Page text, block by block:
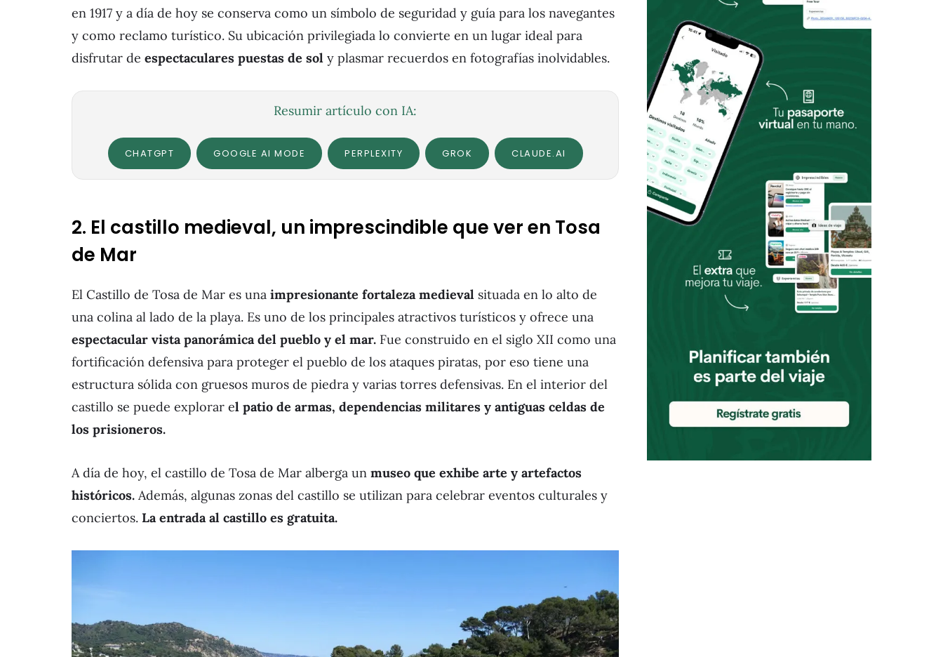
en 1917 y a día de hoy se conserva como un símbolo de seguridad y guía para los navegantes
y como reclamo turístico. Su ubicación privilegiada lo convierte en un lugar ideal para
disfrutar de espectaculares puestas de sol y plasmar recuerdos en fotografías inolvidables.
Resumir artículo con IA:
CHATGPT GOOGLE AI MODE PERPLEXITY GROK CLAUDE.AI
2. El castillo medieval, un imprescindible que ver en Tosa
de Mar
El Castillo de Tosa de Mar es una impresionante fortaleza medieval situada en lo alto de
una colina al lado de la playa. Es uno de los principales atractivos turísticos y ofrece una
espectacular vista panorámica del pueblo y el mar. Fue construido en el siglo XII como una
fortificación defensiva para proteger el pueblo de los ataques piratas, por eso tiene una
estructura sólida con gruesos muros de piedra y varias torres defensivas. En el interior del
castillo se puede explorar el patio de armas, dependencias militares y antiguas celdas de
los prisioneros.
A día de hoy, el castillo de Tosa de Mar alberga un museo que exhibe arte y artefactos
históricos. Además, algunas zonas del castillo se utilizan para celebrar eventos culturales y
conciertos. La entrada al castillo es gratuita.